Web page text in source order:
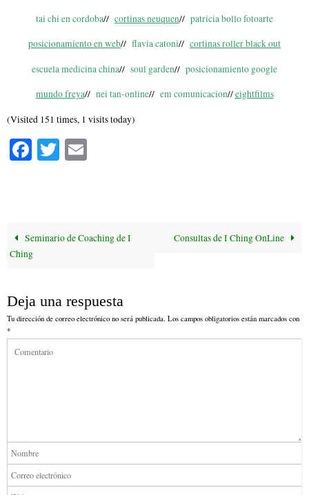
tai chi en cordoba// cortinas neuquen// patricia bollo fotoarte
posicionamiento en web// flavia catoni// cortinas roller black out
escuela medicina china// soul garden// posicionamiento google
mundo freya// nei tan-online// em comunicacion//eightfilms
(Visited 151 times, 1 visits today)
Fa T
Seminario de Coaching de I
Ching
Consultas de I Ching OnLine
Deja una respuesta
Tu dirección de correo electrónico no será publicada. Los campos obligatorios están marcados con
*